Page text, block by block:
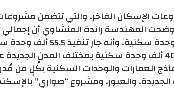
الإسكان الفاخر، والتي تتضمن
أوضحت المهندسة راندة المنشاوي أن
وصل إلى 69.5 ألف وحدة
المُستهدف تنفيذ 40 ألف وحدة سكنية بمختلف المدن
العمارات والوحدات السكنية بكُلٍ من مُدن
والعبور، ومشروع “صواري”